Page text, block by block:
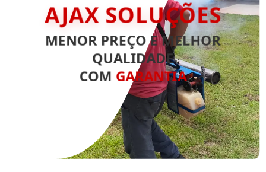
AJAX SOLUÇÕES
MENOR PREÇO E MELHOR
QUALIDADE
COM GARANTIA